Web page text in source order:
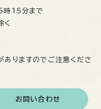
時15分まで
く
りますのでご注意くださ
お問い合わせ